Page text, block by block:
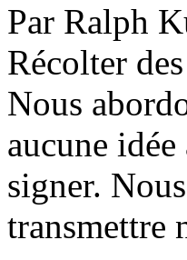
Par Ralph
Récolter
Nous
aucune
signer.
transmettre